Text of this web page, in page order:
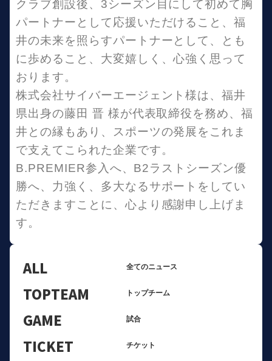
クラブ創設後、3シーズン目にして初めて胸
パートナーとして応援いただけること、福
井の未来を照らすパートナーとして、とも
に歩めること、大変嬉しく、心強く思って
おります。
株式会社サイバーエージェント様は、福井
県出身の藤田 晋 様が代表取締役を務め、福
井との縁もあり、スポーツの発展をこれま
で支えてこられた企業です。
B.PREMIER参入へ、B2ラストシーズン優
勝へ、力強く、多大なるサポートをしてい
ただきますことに、心より感謝申し上げま
す。
ALL 全てのニュース
TOPTEAM トップチーム
GAME 試合
TICKET チケット